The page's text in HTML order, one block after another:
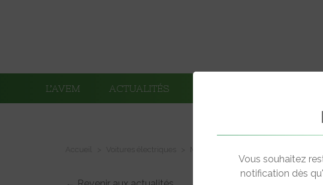
L’AVEM ACTUALITÉS
Vous souhaitez
notification dès